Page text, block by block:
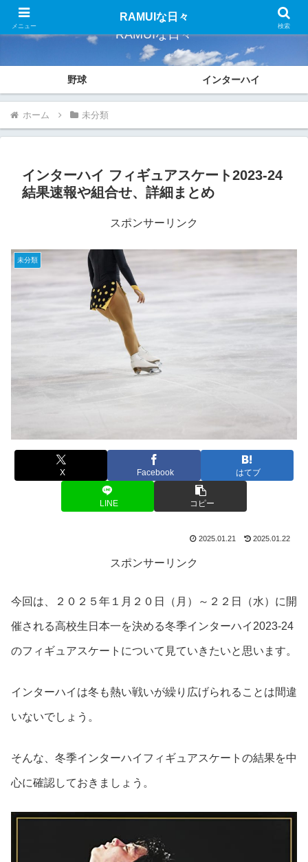
RAMUIな日々
野球 インターハイ
ホーム 未分類
インターハイ フィギュアスケート2023-24
結果速報や組合せ、詳細まとめ
スポンサーリンク
未分類
X Facebook はてブ
LINE コピー
2025.01.21 2025.01.22
スポンサーリンク
今回は、２０２５年１月２０日（月）～２２日（水）に開
催される高校生日本一を決める冬季インターハイ2023-24
のフィギュアスケートについて見ていきたいと思います。
インターハイは冬も熱い戦いが繰り広げられることは間違
いないでしょう。
そんな、冬季インターハイフィギュアスケートの結果を中
心に確認しておきましょう。
メニュー
RAMUIな日々
検索